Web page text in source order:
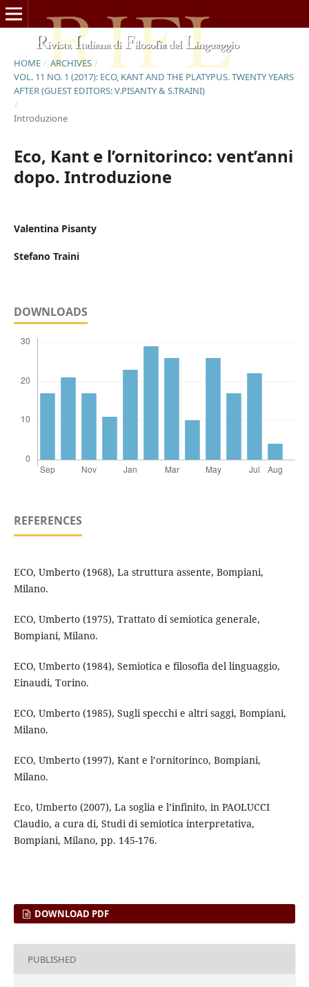
HOME / ARCHIVES /
VOL. 11 NO. 1 (2017): ECO, KANT AND THE PLATYPUS. TWENTY YEARS
AFTER (GUEST EDITORS: V.PISANTY & S.TRAINI)
/
Introduzione
Eco, Kant e l’ornitorinco: vent’anni
dopo. Introduzione
Valentina Pisanty
Stefano Traini
DOWNLOADS
REFERENCES
ECO, Umberto (1968), La struttura assente, Bompiani,
Milano.
ECO, Umberto (1975), Trattato di semiotica generale,
Bompiani, Milano.
ECO, Umberto (1984), Semiotica e filosofia del linguaggio,
Einaudi, Torino.
ECO, Umberto (1985), Sugli specchi e altri saggi, Bompiani,
Milano.
ECO, Umberto (1997), Kant e l’ornitorinco, Bompiani,
Milano.
Eco, Umberto (2007), La soglia e l’infinito, in PAOLUCCI
Claudio, a cura di, Studi di semiotica interpretativa,
Bompiani, Milano, pp. 145-176.
DOWNLOAD PDF
PUBLISHED